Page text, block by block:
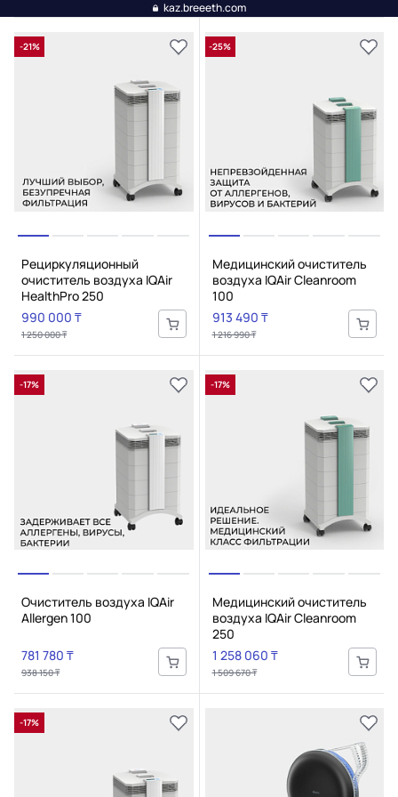
kaz.breeeth.com
-21%
Рециркуляционный
очиститель воздуха IQAir
HealthPro 250
990 000 ₸
1 250 000 ₸
-25%
Медицинский очиститель
воздуха IQAir Cleanroom
100
913 490 ₸
1 216 990 ₸
-17%
Очиститель воздуха IQAir
Allergen 100
781 780 ₸
938 150 ₸
-17%
Медицинский очиститель
воздуха IQAir Cleanroom
250
1 258 060 ₸
1 509 670 ₸
-17%